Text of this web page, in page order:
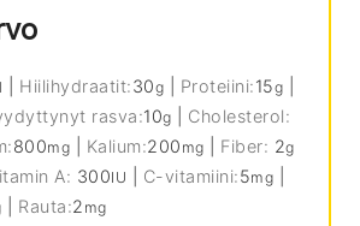
Hiilihydraatit:30g Proteiini:15g
rasva:10g
Cholesterol:
800mg Kalium:200 mg Fiber: 2g
A: 300IU C-vitamiini:5mg
Rauta:2 mg